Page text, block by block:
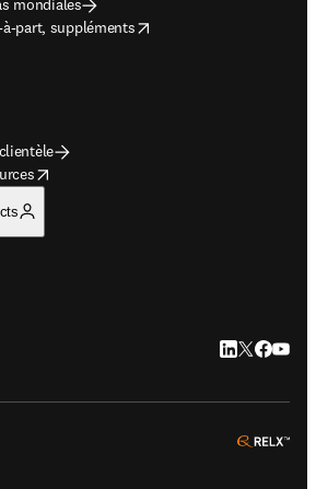
mondiales
part, suppléments
window
window
LinkedIn
Twitter